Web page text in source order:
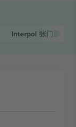
Interpol 张门票